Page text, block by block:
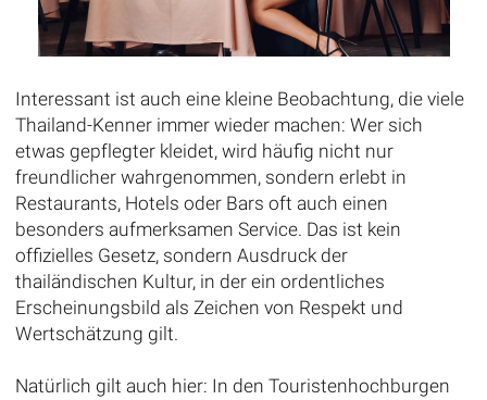
Interessant ist auch eine kleine Beobachtung, die viele
Thailand-Kenner immer wieder machen: Wer sich
etwas gepflegter kleidet, wird häufig nicht nur
freundlicher wahrgenommen, sondern erlebt in
Restaurants, Hotels oder Bars oft auch einen
besonders aufmerksamen Service. Das ist kein
offizielles Gesetz, sondern Ausdruck der
thailändischen Kultur, in der ein ordentliches
Erscheinungsbild als Zeichen von Respekt und
Wertschätzung gilt.
Natürlich gilt auch hier: In den Touristenhochburgen